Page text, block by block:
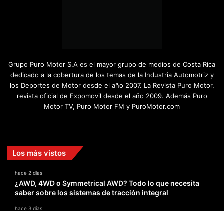
Grupo Puro Motor S.A es el mayor grupo de medios de Costa Rica
dedicado a la cobertura de los temas de la Industria Automotriz y
los Deportes de Motor desde el año 2007. La Revista Puro Motor,
revista oficial de Expomovil desde el año 2009. Además Puro
Motor TV, Puro Motor FM y PuroMotor.com
Los más vistos
hace 2 días
¿AWD, 4WD o Symmetrical AWD? Todo lo que necesita
saber sobre los sistemas de tracción integral
hace 3 días